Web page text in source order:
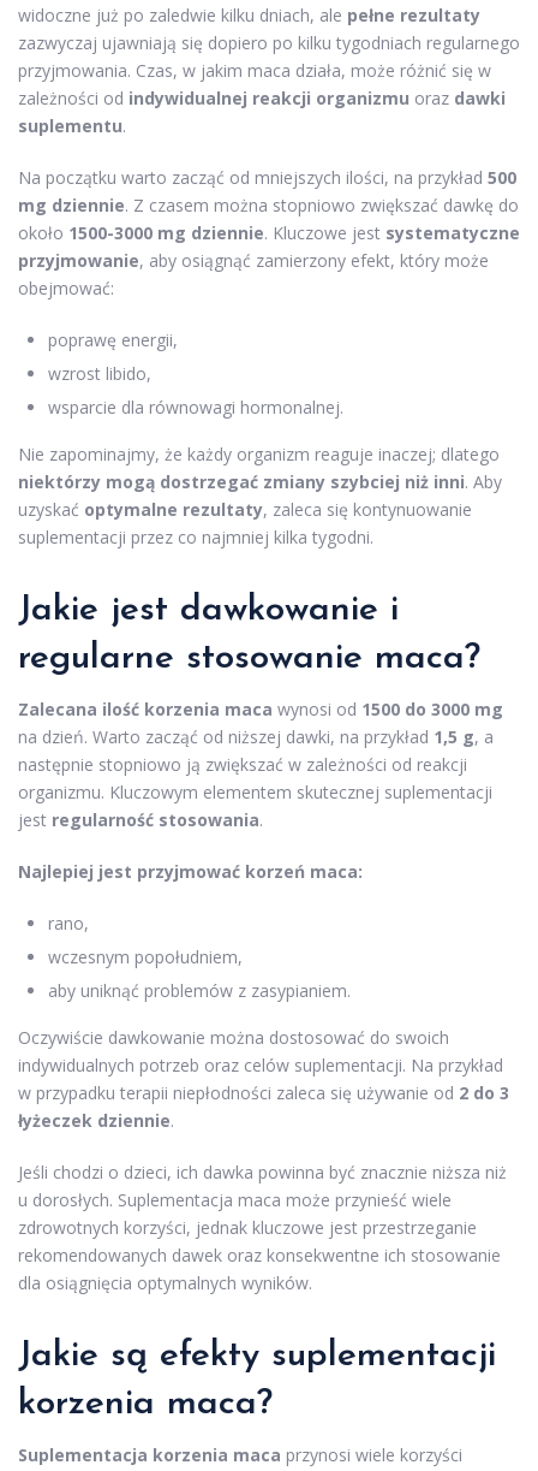
widoczne już po zaledwie kilku dniach, ale pełne rezultaty
zazwyczaj ujawniają się dopiero po kilku tygodniach regularnego
przyjmowania. Czas, w jakim maca działa, może różnić się w
zależności od indywidualnej reakcji organizmu oraz dawki
suplementu.
Na początku warto zacząć od mniejszych ilości, na przykład 500
mg dziennie. Z czasem można stopniowo zwiększać dawkę do
około 1500-3000 mg dziennie. Kluczowe jest systematyczne
przyjmowanie, aby osiągnąć zamierzony efekt, który może
obejmować:
poprawę energii,
wzrost libido,
wsparcie dla równowagi hormonalnej.
Nie zapominajmy, że każdy organizm reaguje inaczej; dlatego
niektórzy mogą dostrzegać zmiany szybciej niż inni. Aby
uzyskać optymalne rezultaty, zaleca się kontynuowanie
suplementacji przez co najmniej kilka tygodni.
Jakie jest dawkowanie i
regularne stosowanie maca?
Zalecana ilość korzenia maca wynosi od 1500 do 3000 mg
na dzień. Warto zacząć od niższej dawki, na przykład 1,5 g, a
następnie stopniowo ją zwiększać w zależności od reakcji
organizmu. Kluczowym elementem skutecznej suplementacji
jest regularność stosowania.
Najlepiej jest przyjmować korzeń maca:
rano,
wczesnym popołudniem,
aby uniknąć problemów z zasypianiem.
Oczywiście dawkowanie można dostosować do swoich
indywidualnych potrzeb oraz celów suplementacji. Na przykład
w przypadku terapii niepłodności zaleca się używanie od 2 do 3
łyżeczek dziennie.
Jeśli chodzi o dzieci, ich dawka powinna być znacznie niższa niż
u dorosłych. Suplementacja maca może przynieść wiele
zdrowotnych korzyści, jednak kluczowe jest przestrzeganie
rekomendowanych dawek oraz konsekwentne ich stosowanie
dla osiągnięcia optymalnych wyników.
Jakie są efekty suplementacji
korzenia maca?
Suplementacja korzenia maca przynosi wiele korzyści